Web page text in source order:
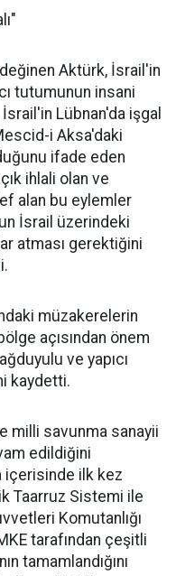
Aktürk, İsrail'in
tutumunun insani
İsrail'in Lübnan'da işgal
i Aksa'daki
ifade eden
ihlali olan ve
alan bu eylemler
İsrail üzerindeki
atması gerektiğini
müzakerelerin
açısından önem
ve yapıcı
kaydetti.
milli savunma sanayii
edildiğini
içerisinde ilk kez
Taarruz Sistemi ile
Komutanlığı
tarafından çeşitli
tamamlandığını